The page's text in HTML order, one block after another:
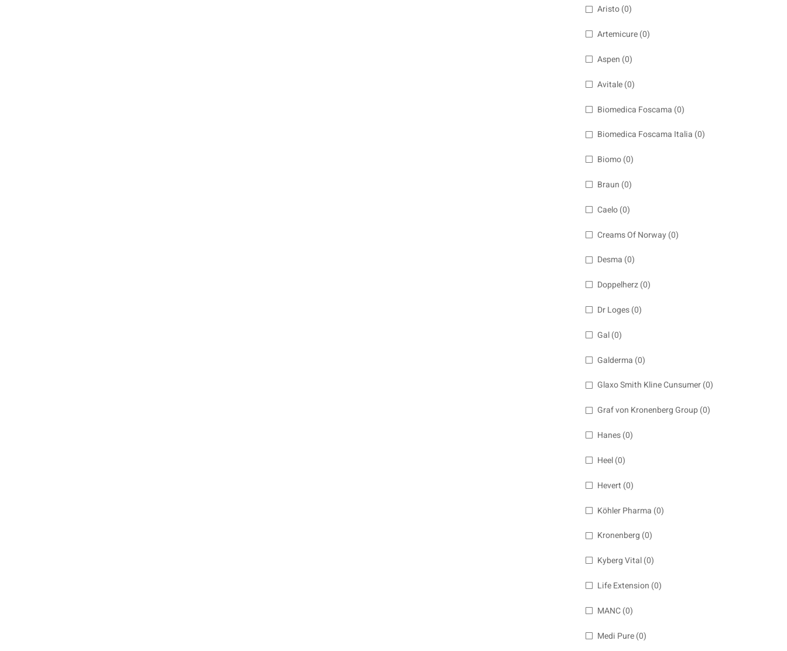
Aristo (0)
Artemicure (0)
Aspen (0)
Avitale (0)
Biomedica Foscama (0)
Biomedica Foscama Italia (0)
Biomo (0)
Braun (0)
Caelo (0)
Creams Of Norway (0)
Desma (0)
Doppelherz (0)
Dr Loges (0)
Gal (0)
Galderma (0)
Glaxo Smith Kline Cunsumer (0)
Graf von Kronenberg Group (0)
Hanes (0)
Heel (0)
Hevert (0)
Köhler Pharma (0)
Kronenberg (0)
Kyberg Vital (0)
Life Extension (0)
MANC (0)
Medi Pure (0)